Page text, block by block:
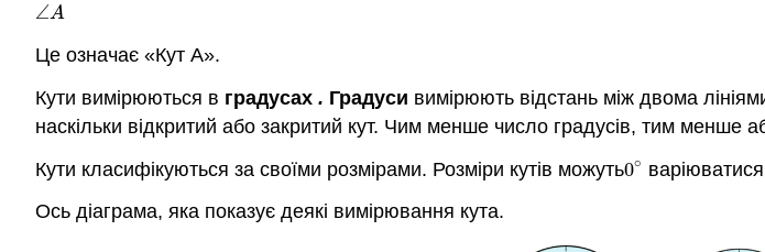
∠A
∠A
Це означає «Кут А».
Кути вимірюються в градусах . Градуси вимірюють відстань між двома
наскільки відкритий або закритий кут. Чим менше число градусів, тим менше
Кути класифікуються за своїми розмірами. Розміри кутів можуть0∘
0∘
Ось діаграма, яка показує деякі вимірювання кута.